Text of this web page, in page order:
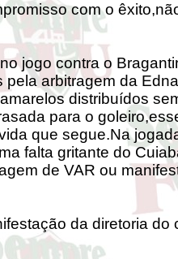
com o
jogo contra o
pela arbitragem da
distribuídos
para o
que segue.Na
falta gritante do
de VAR ou
da diretoria do